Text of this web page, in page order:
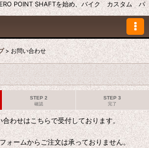
POINT SHAFTを始め、バイク カスタム パ
> お問い合わせ
STEP 2
確認
STEP 3
完了
合わせはこちらで受付しております。
ォームからご注文は承っておりません。